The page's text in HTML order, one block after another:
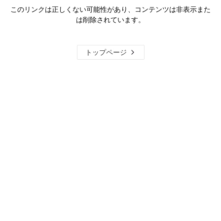
このリンクは正しくない可能性があり、コンテンツは非表示また
は削除されています。
トップページ